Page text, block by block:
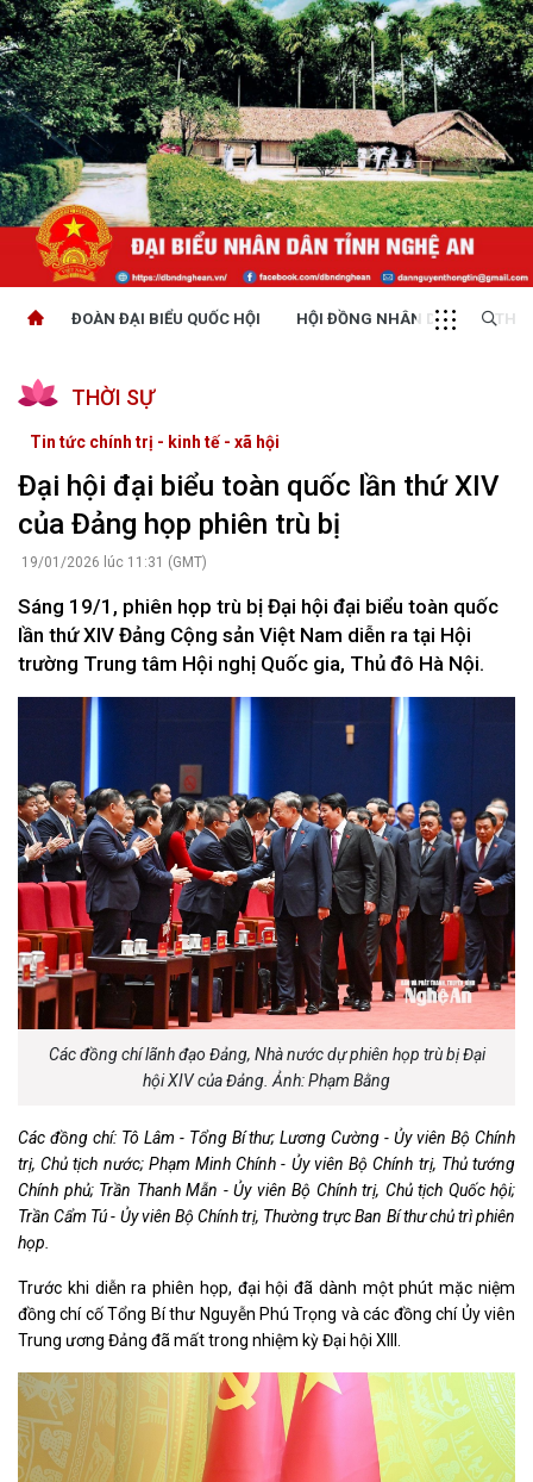
ĐOÀN ĐẠI BIỂU QUỐC HỘI HỘI ĐỒNG NHÂN DÂN
THỜI SỰ
Tin tức chính trị - kinh tế - xã hội
Đại hội đại biểu toàn quốc lần thứ XIV
của Đảng họp phiên trù bị
19/01/2026 lúc 11:31 (GMT)
Sáng 19/1, phiên họp trù bị Đại hội đại biểu toàn quốc
lần thứ XIV Đảng Cộng sản Việt Nam diễn ra tại Hội
trường Trung tâm Hội nghị Quốc gia, Thủ đô Hà Nội.
Các đồng chí lãnh đạo Đảng, Nhà nước dự phiên họp trù bị Đại
hội XIV của Đảng. Ảnh: Phạm Bằng
Các đồng chí: Tô Lâm - Tổng Bí thư; Lương Cường - Ủy viên Bộ Chính
trị, Chủ tịch nước; Phạm Minh Chính - Ủy viên Bộ Chính trị, Thủ tướng
Chính phủ; Trần Thanh Mẫn - Ủy viên Bộ Chính trị, Chủ tịch Quốc hội;
Trần Cẩm Tú - Ủy viên Bộ Chính trị, Thường trực Ban Bí thư chủ trì phiên
họp.
Trước khi diễn ra phiên họp, đại hội đã dành một phút mặc niệm
đồng chí cố Tổng Bí thư Nguyễn Phú Trọng và các đồng chí Ủy viên
Trung ương Đảng đã mất trong nhiệm kỳ Đại hội XIII.